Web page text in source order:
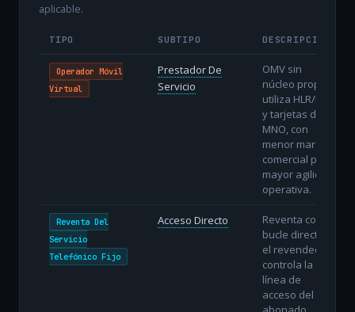
aplicable.
TIPO SUBTIPO DESCRIPCIÓN
Operador Móvil
Virtual
Prestador De
Servicio
OMV sin
núcleo propio:
utiliza HLR/HSS
y tarjetas del
MNO, con
menor margen
comercial pero
mayor agilidad
operativa.
Reventa Del
Servicio
Telefónico Fijo
Acceso Directo
Reventa con
bucle directo:
el revendedor
controla la
línea de
acceso del